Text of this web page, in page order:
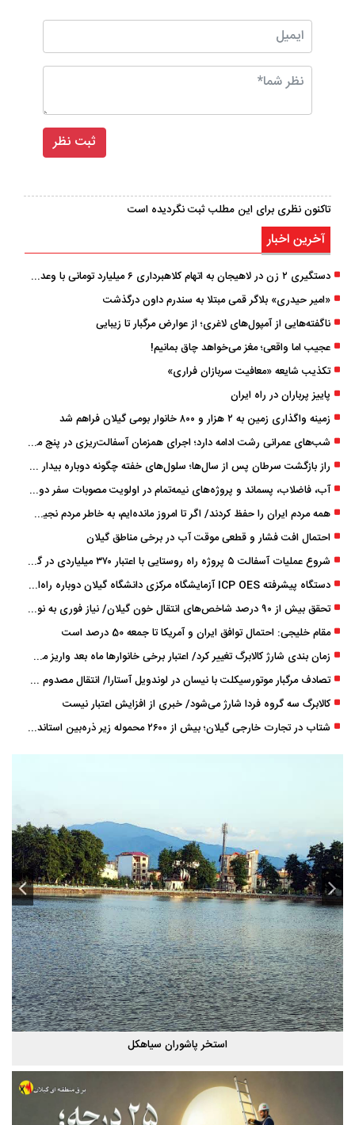
تاکنون نظری برای این مطلب ثبت نگردیده است
آخرین اخبار
دستگیری ۲ زن در لاهیجان به اتهام کلاهبرداری ۶ میلیارد تومانی با وعده وام
«امیر حیدری» بلاگر قمی مبتلا به سندرم داون درگذشت
ناگفته‌هایی از آمپول‌های لاغری؛ از عوارض مرگبار تا زیبایی
عجیب اما واقعی؛ مغز می‌خواهد چاق بمانیم!
تکذیب شایعه «معافیت سربازان فراری»
پاییز پرباران در راه ایران
زمینه واگذاری زمین به ۲ هزار و ۸۰۰ خانوار بومی گیلان فراهم شد
شب‌های عمرانی رشت ادامه دارد؛ اجرای همزمان آسفالت‌ریزی در پنج منطقه شهری
راز بازگشت سرطان پس از سال‌ها؛ سلول‌های خفته چگونه دوباره بیدار می‌شوند؟
آب، فاضلاب، پسماند و پروژه‌های نیمه‌تمام در اولویت مصوبات سفر دولت
همه مردم ایران را حفظ کردند/ اگر تا امروز مانده‌ایم، به ‌خاطر مردم نجیب ایران بوده است
احتمال افت فشار و قطعی موقت آب در برخی مناطق گیلان
شروع عملیات آسفالت ۵ پروژه راه ‌روستایی با اعتبار ۳۷۰ میلیاردی در گیلان
دستگاه پیشرفته ICP OES آزمایشگاه مرکزی دانشگاه گیلان دوباره راه‌اندازی شد
تحقق بیش از ۹۰ درصد شاخص‌های انتقال خون گیلان/ نیاز فوری به نوسازی تجهیزات آزمایشگاهی
مقام خلیجی: احتمال توافق ایران و آمریکا تا جمعه 50 درصد است
زمان ‌بندی شارژ کالابرگ تغییر کرد/ اعتبار برخی خانوارها ماه بعد واریز می‌شود
تصادف مرگبار موتورسیکلت با نیسان در لوندویل آستارا/ انتقال مصدوم با اورژانس هوایی به رشت
کالابرگ سه گروه فردا شارژ می‌شود/ خبری از افزایش اعتبار نیست
شتاب در تجارت خارجی گیلان؛ بیش از ۲۶۰۰ محموله زیر ذره‌بین استاندارد
استخر پاشوران سیاهکل